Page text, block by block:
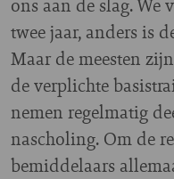
twee jaar, anders is
Maar de meesten
de verplichte
nemen regelmatig
nascholing. Om de
bemiddelaars